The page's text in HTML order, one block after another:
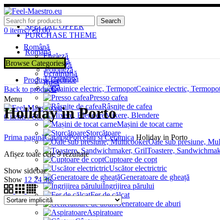
ADD ANYTHING HERE OR JUST REMOVE IT…
SPECIAL OFFER
PURCHASE THEME
Română
Engleză
Poloneză
Ucrainiană
Rusă
Search
0 items / ₴0.00
Română
Engleză
Poloneză
Ucrainiană
Rusă
Menu
0items / ₴0.00
Browse Categories
Produse electrice
Ceainice electric,
Presso cafea
Râșnițe de cafea
Mixere, Blendere
Mașini de tocat carne
Storcătoare
Oale sub presiune,
Toastere,
Cuptoare de copt
Uscător electrictric
Generatoare de gheață
Îngrijirea părului
Fer de călcat
Generatoare de aburi
Aspiratoare
Back to products
Holiday in Porto
Prima paginăCatalogPorcelan și Ceramica Holiday in Porto
Afișez toate cele 9 rezultate
Show sidebar
Show 12 24 36